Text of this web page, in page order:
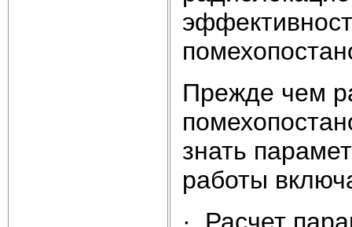
Прежде чем
знать
работы
· Расчет